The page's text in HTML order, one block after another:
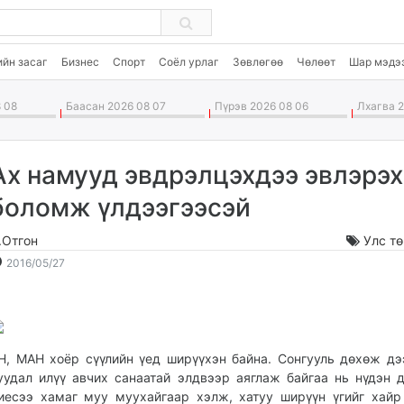
засаг Бизнес Спорт Соёл урлаг Зөвлөгөө Чөлөөт Шар
08 Баасан 2026 08 07 Пүрэв 2026 08 06 Лхагва
намууд эвдрэлцэхдээ эвлэрэх
үлдээгээсэй
Улс
2016/05/27
МАН хоёр сүүлийн үед ширүүхэн байна. Сонгууль дөхөж
илүү авчих санаатай элдвээр аяглаж байгаа нь нүдэн
хамаг муу муухайгаар хэлж, хатуу ширүүн үгийг хайр